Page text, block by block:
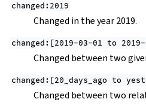
changed:2019
Changed in the year 2019.
changed:[2019-03-01 to
Changed between two
changed:[20_days_ago to
Changed between two